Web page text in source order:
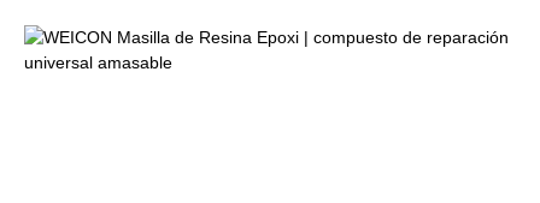
Omitir galería de imágenes